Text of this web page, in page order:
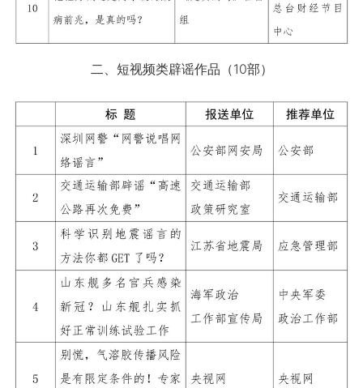
二、短视频类辟谣作品（10部）